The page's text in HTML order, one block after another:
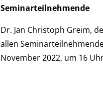
Seminarteilnehmende
Dr. Jan Christoph Greim,
allen
November 2022, um 16